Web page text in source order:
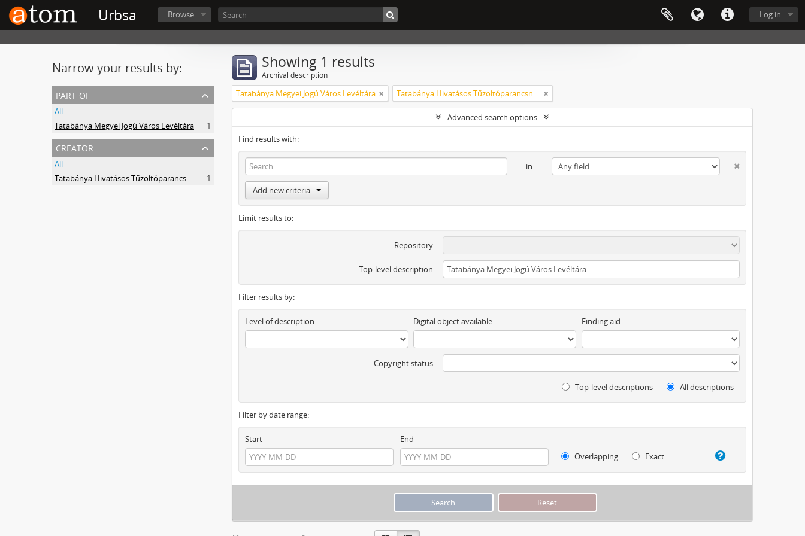
Urbsa Log in
Browse
Narrow your results by:
part of
All
Tatabánya Megyei Jogú Város Levéltára
1
creator
All
Tatabánya Hivatásos Tűzoltóparancsnokság
1
Showing 1 results
Archival description
Tatabánya Megyei Jogú Város Levéltára Tatabánya Hivatásos Tűzoltóparancsnokság
Advanced search options
Find results with:
in
Add new criteria
Limit results to:
Repository
Top-level description
Filter results by:
Level of description Digital object available Finding aid
Copyright status
Top-level descriptions All descriptions
Filter by date range:
Start
End
Overlapping
Exact